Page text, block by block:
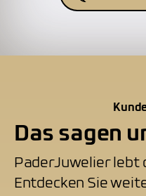
Das sagen
PaderJuwelier lebt
Entdecken Sie